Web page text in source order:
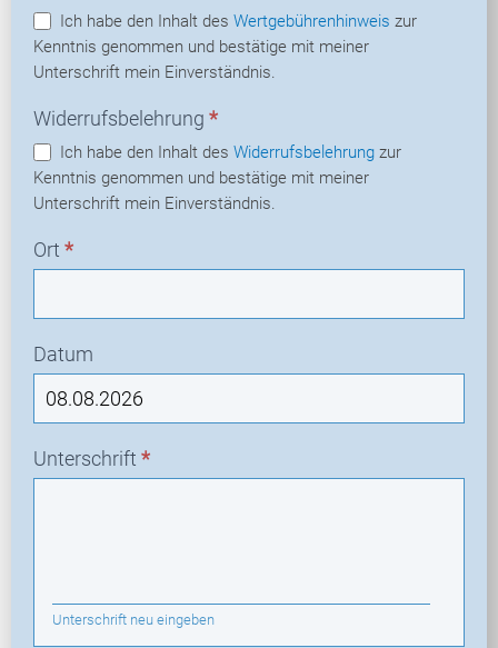
Ich habe den Inhalt des Wertgebührenhinweis
Kenntnis genommen und bestätige mit meiner
Unterschrift mein Einverständnis.
Widerrufsbelehrung *
Ich habe den Inhalt des Widerrufsbelehrung
Kenntnis genommen und bestätige mit meiner
Unterschrift mein Einverständnis.
Ort *
Datum
Unterschrift *
Unterschrift neu eingeben